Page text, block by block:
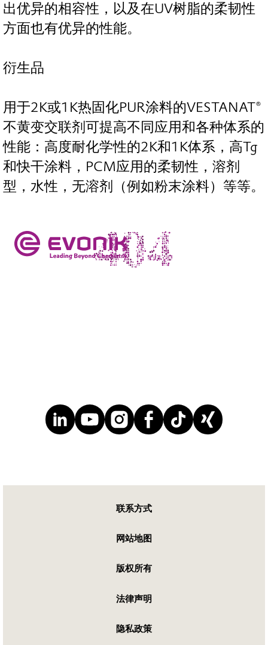
出优异的相容性，以及在UV树脂的柔韧性
方面也有优异的性能。
衍生品
用于2K或1K热固化PUR涂料的VESTANAT®
不黄变交联剂可提高不同应用和各种体系的
性能：高度耐化学性的2K和1K体系，高Tg
和快干涂料，PCM应用的柔韧性，溶剂
型，水性，无溶剂（例如粉末涂料）等等。
联系方式
网站地图
版权所有
法律声明
隐私政策